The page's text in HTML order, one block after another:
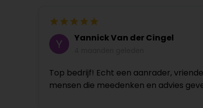
Yannick Van der Cingel
Top bedrijf! Echt een aanrader,
mensen die meedenken en advies